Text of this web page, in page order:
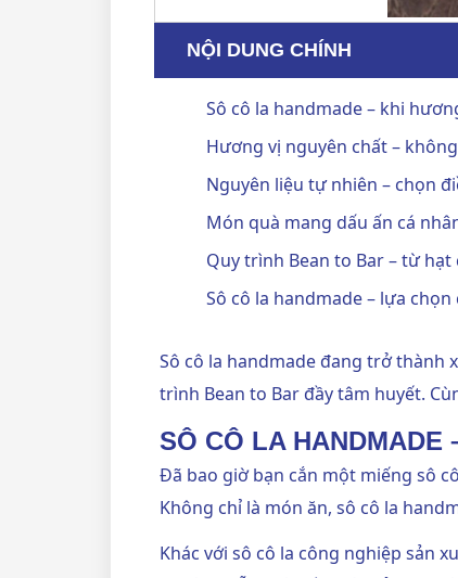
NỘI DUNG CHÍNH
Sô cô la handmade – khi
Hương vị nguyên chất –
Nguyên liệu tự nhiên – chọn
Món quà mang dấu ấn cá
Quy trình Bean to Bar – từ
Sô cô la handmade – lựa
Sô cô la handmade đang trở thành
trình Bean to Bar đầy tâm huyết.
SÔ CÔ LA
Đã bao giờ bạn cắn một miếng sô
Không chỉ là món ăn, sô cô la
Khác với sô cô la công nghiệp sản